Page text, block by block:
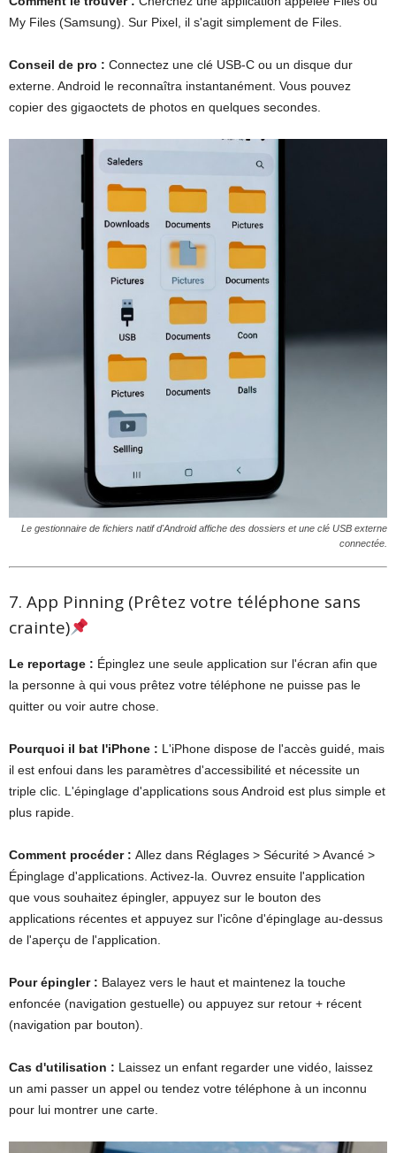
My Files (Samsung). Sur Pixel, il s'agit simplement de Files.
Conseil de pro : Connectez une clé USB-C ou un disque dur
externe. Android le reconnaîtra instantanément. Vous pouvez
copier des gigaoctets de photos en quelques secondes.
Le gestionnaire de fichiers natif d'Android affiche des dossiers et une clé USB externe
connectée.
7. App Pinning (Prêtez votre téléphone sans
crainte)
Le reportage : Épinglez une seule application sur l'écran afin que
la personne à qui vous prêtez votre téléphone ne puisse pas le
quitter ou voir autre chose.
Pourquoi il bat l'iPhone : L'iPhone dispose de l'accès guidé, mais
il est enfoui dans les paramètres d'accessibilité et nécessite un
triple clic. L'épinglage d'applications sous Android est plus simple et
plus rapide.
Comment procéder : Allez dans Réglages > Sécurité > Avancé >
Épinglage d'applications. Activez-la. Ouvrez ensuite l'application
que vous souhaitez épingler, appuyez sur le bouton des
applications récentes et appuyez sur l'icône d'épinglage au-dessus
de l'aperçu de l'application.
Pour épingler : Balayez vers le haut et maintenez la touche
enfoncée (navigation gestuelle) ou appuyez sur retour + récent
(navigation par bouton).
Cas d'utilisation : Laissez un enfant regarder une vidéo, laissez
un ami passer un appel ou tendez votre téléphone à un inconnu
pour lui montrer une carte.